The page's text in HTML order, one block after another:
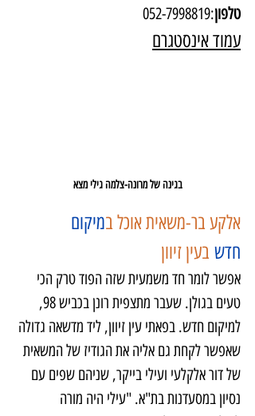
טלפון:052-7998819
עמוד אינסטגרם
בגינה של מרונה-צלמה גילי מצא
אלקע בר-משאית אוכל במיקום
חדש בעין זיוון
אפשר לומר חד משמעית שזה הפוד טרק הכי
טעים בגולן. שעבר מתצפית רונן בכביש 98,
למיקום חדש. בפאתי עין זיוון, ליד מדשאה גדולה
שאפשר לקחת גם אליה את הגודיז של המשאית
של דור אלקלעי ועילי בייקר, שניהם שפים עם
נסיון במסעדנות בת"א. "עילי היה מורה